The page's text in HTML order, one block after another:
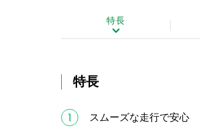
特長
特長
1 スムーズな走行で安心